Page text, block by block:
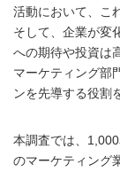
活動において、こ
そして、企業が変
への期待や投資は
マーケティング部
ンを先導する役割
本調査では、
のマーケティング